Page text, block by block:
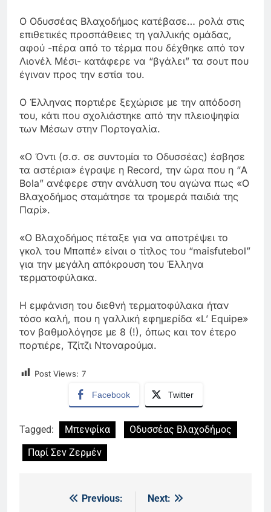
Ο Οδυσσέας Βλαχοδήμος κατέβασε… ρολά στις
επιθετικές προσπάθειες τη γαλλικής ομάδας,
αφού -πέρα από το τέρμα που δέχθηκε από τον
Λιονέλ Μέσι- κατάφερε να “βγάλει” τα σουτ που
έγιναν προς την εστία του.
Ο Έλληνας πορτιέρε ξεχώρισε με την απόδοση
του, κάτι που σχολιάστηκε από την πλειοψηφία
των Μέσων στην Πορτογαλία.
«Ο Όντι (σ.σ. σε συντομία το Οδυσσέας) έσβησε
τα αστέρια» έγραψε η Record, την ώρα που η “A
Bola” ανέφερε στην ανάλυση του αγώνα πως «Ο
Βλαχοδήμος σταμάτησε τα τρομερά παιδιά της
Παρί».
«Ο Βλαχοδήμος πέταξε για να αποτρέψει το
γκολ του Μπαπέ» είναι ο τίτλος του “maisfutebol”
για την μεγάλη απόκρουση του Έλληνα
τερματοφύλακα.
Η εμφάνιση του διεθνή τερματοφύλακα ήταν
τόσο καλή, που η γαλλική εφημερίδα «L’ Equipe»
τον βαθμολόγησε με 8 (!), όπως και τον έτερο
πορτιέρε, Τζίτζι Ντοναρούμα.
Post Views: 7
Facebook Twitter
Tagged: Μπενφίκα
Οδυσσέας Βλαχοδήμος
Παρί Σεν Ζερμέν
ΠλοήγησηPrevious: Next: